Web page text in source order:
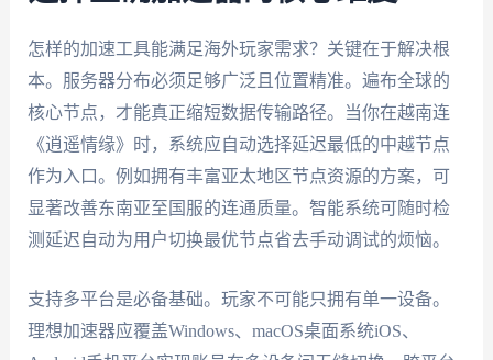
怎样的加速工具能满足海外玩家需求？关键在于解决根
本。服务器分布必须足够广泛且位置精准。遍布全球的
核心节点，才能真正缩短数据传输路径。当你在越南连
《逍遥情缘》时，系统应自动选择延迟最低的中越节点
作为入口。例如拥有丰富亚太地区节点资源的方案，可
显著改善东南亚至国服的连通质量。智能系统可随时检
测延迟自动为用户切换最优节点省去手动调试的烦恼。
支持多平台是必备基础。玩家不可能只拥有单一设备。
理想加速器应覆盖Windows、macOS桌面系统iOS、